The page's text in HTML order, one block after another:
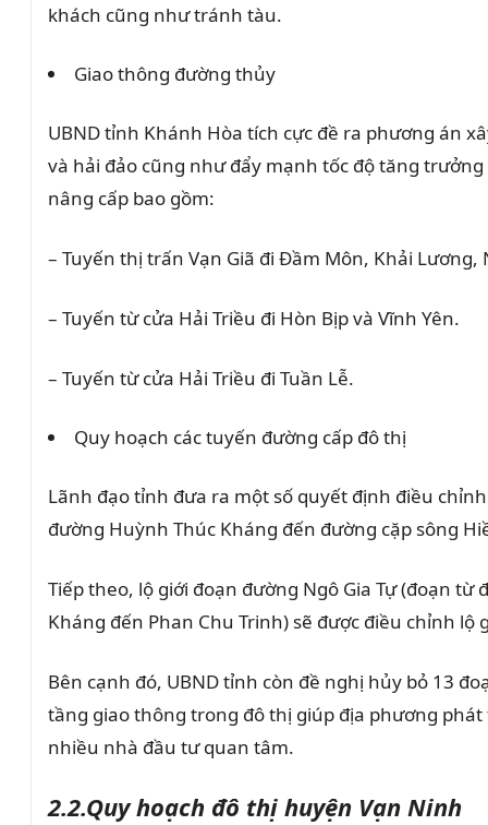
khách cũng như tránh tàu.
Giao thông đường thủy
UBND tỉnh Khánh Hòa tích cực đề ra phương án
và hải đảo cũng như đẩy mạnh tốc độ tăng
nâng cấp bao gồm:
– Tuyến thị trấn Vạn Giã đi Đầm Môn, Khải Lương,
– Tuyến từ cửa Hải Triều đi Hòn Bịp và Vĩnh Yên.
– Tuyến từ cửa Hải Triều đi Tuần Lễ.
Quy hoạch các tuyến đường cấp đô thị
Lãnh đạo tỉnh đưa ra một số quyết định điều
đường Huỳnh Thúc Kháng đến đường cặp sông
Tiếp theo, lộ giới đoạn đường Ngô Gia Tự (đoạn
Kháng đến Phan Chu Trinh) sẽ được điều chỉnh lộ
Bên cạnh đó, UBND tỉnh còn đề nghị hủy bỏ 13
tầng giao thông trong đô thị giúp địa phương
nhiều nhà đầu tư quan tâm.
2.2.Quy hoạch đô thị huyện Vạn Ninh